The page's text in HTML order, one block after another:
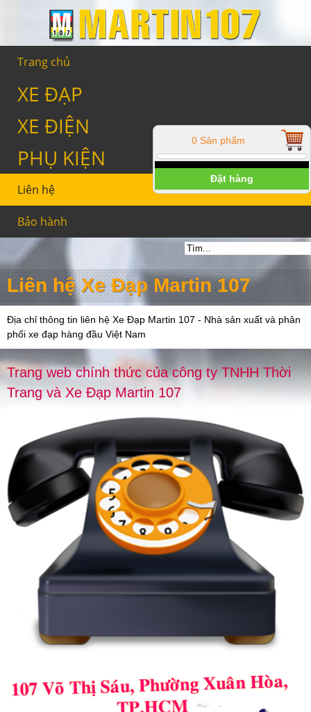
0 Sản phẩm
Đặt hàng
Trang chủ
XE ĐẠP
XE ĐIỆN
PHỤ KIỆN
Liên hệ
Bảo hành
Liên hệ Xe Đạp Martin 107
Địa chỉ thông tin liên hệ Xe Đạp Martin 107 - Nhà sản xuất và phân
phối xe đạp hàng đầu Việt Nam
Trang web chính thức của công ty TNHH Thời
Trang và Xe Đạp Martin 107